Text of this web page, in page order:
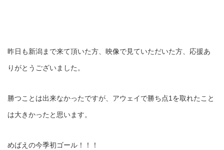
昨日も新潟まで来て頂いた方、映像で見ていただいた方、応援あ
りがとうございました。
勝つことは出来なかったですが、アウェイで勝ち点1を取れたこと
は大きかったと思います。
めばえの今季初ゴール！！！